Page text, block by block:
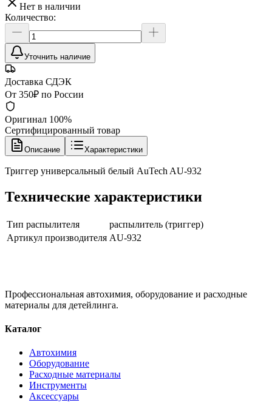
Нет в наличии
Количество:
Уточнить наличие
Доставка СДЭК
От 350₽ по России
Оригинал 100%
Сертифицированный товар
Описание Характеристики
Триггер универсальный белый AuTech AU-932
Технические характеристики
Тип распылителя
распылитель (триггер)
Артикул производителя AU-932
Профессиональная автохимия, оборудование и расходные
материалы для детейлинга.
Каталог
Автохимия
Оборудование
Расходные материалы
Инструменты
Аксессуары